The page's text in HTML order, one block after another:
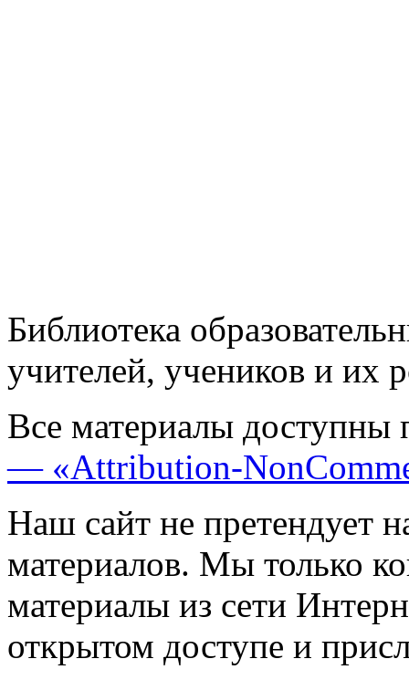
Библиотека
учителей, учеников и их
Все материалы доступны
— «Attribution-
Наш сайт не претендует
материалов. Мы только
материалы из сети
открытом доступе и